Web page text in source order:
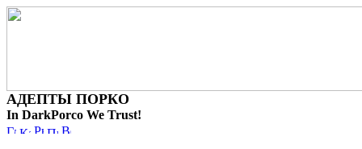
АДЕПТЫ ПОРКО
In DarkPorco We Trust!